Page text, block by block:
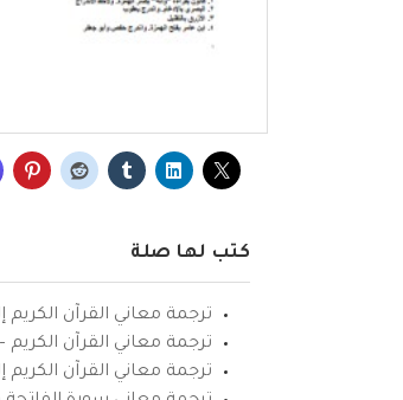
كتب لها صلة
ترجمة معاني القرآن الكريم
ترجمة معاني القرآن الكريم
ترجمة معاني القرآن